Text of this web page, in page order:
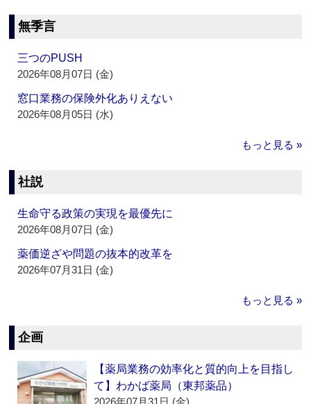
無季言
三つのPUSH
2026年08月07日 (金)
窓口業務の保険外化ありえない
2026年08月05日 (水)
もっと見る »
社説
生命守る政策の実現を最優先に
2026年08月07日 (金)
薬価逆ざや問題の抜本的改革を
2026年07月31日 (金)
もっと見る »
企画
【薬局業務の効率化と質的向上を目指し
て】わかば薬局（東邦薬品）